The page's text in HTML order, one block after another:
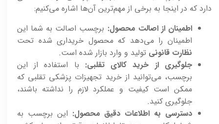
دارد که در اینجا به برخی از مهم‌ترین آن‌ها اشاره می‌کنیم:
اطمینان از اصالت محصول: برچسب اصالت به شما این
اطمینان را می‌دهد که محصول خریداری شده تحت
نظارت قانونی تولید و وارد بازار شده است.
جلوگیری از خرید کالای تقلبی: با استفاده از این
برچسب، می‌توانید از خرید تجهیزات پزشکی تقلبی که
ممکن است کیفیت و عملکرد لازم را نداشته باشند،
جلوگیری کنید.
دسترسی به اطلاعات دقیق محصول: این برچسب به